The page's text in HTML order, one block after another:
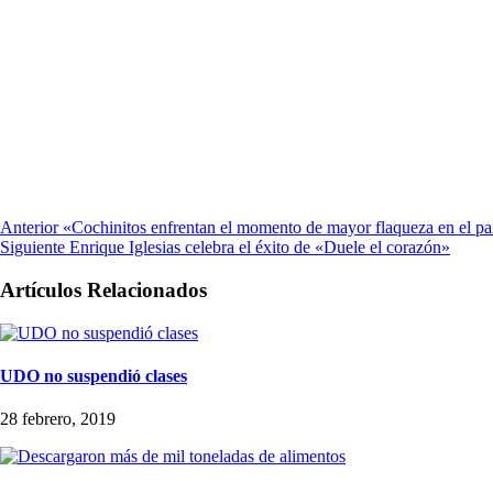
Anterior «Cochinitos enfrentan el momento de mayor flaqueza en el
Siguiente Enrique Iglesias celebra el éxito de «Duele el corazón»
Artículos Relacionados
UDO no suspendió clases
28 febrero, 2019